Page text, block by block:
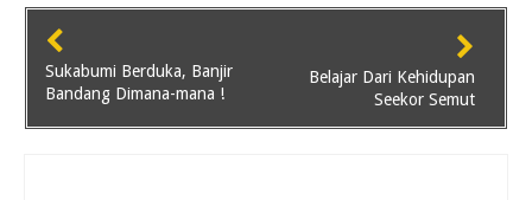
Sukabumi Berduka, Banjir
Bandang Dimana-mana !
Belajar Dari Kehidupan
Seekor Semut